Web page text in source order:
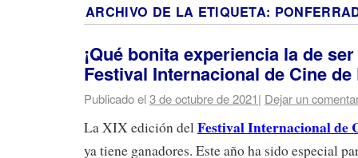
ARCHIVO DE LA ETIQUETA:
¡Qué bonita experiencia la de
Festival Internacional de Cine
Publicado el3 de octubre de 2021| Dejar un
La XIX edición delFestival Internacionalde
ya tiene ganadores. Este año ha sido especial